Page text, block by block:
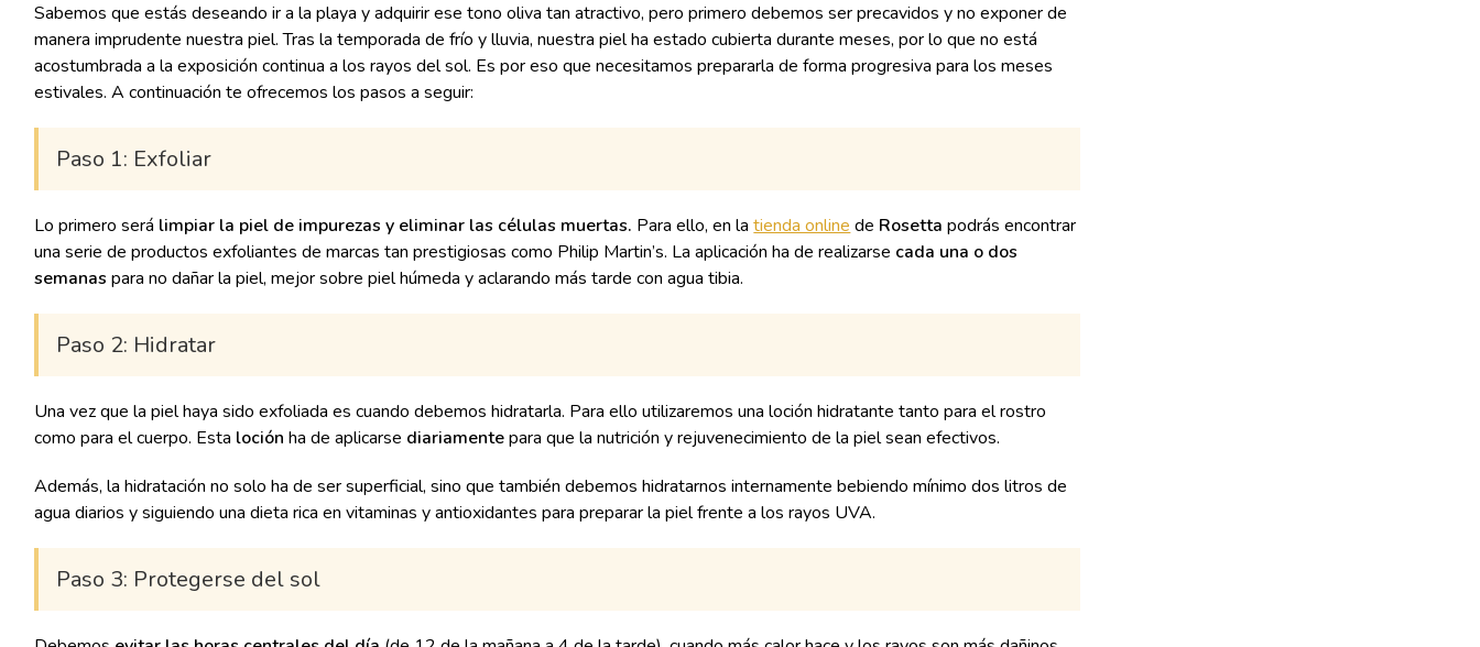
Sabemos que estás deseando ir a la playa y adquirir ese tono oliva tan atractivo, pero primero debemos ser precavidos y no exponer de
manera imprudente nuestra piel. Tras la temporada de frío y lluvia, nuestra piel ha estado cubierta durante meses, por lo que no está
acostumbrada a la exposición continua a los rayos del sol. Es por eso que necesitamos prepararla de forma progresiva para los meses
estivales. A continuación te ofrecemos los pasos a seguir:
Paso 1: Exfoliar
Lo primero será limpiar la piel de impurezas y eliminar las células muertas. Para ello, en latienda online de Rosetta podrás encontrar
una serie de productos exfoliantes de marcas tan prestigiosas como Philip Martin’s. La aplicación ha de realizarse cada una o dos
semanas para no dañar la piel, mejor sobre piel húmeda y aclarando más tarde con agua tibia.
Paso 2: Hidratar
Una vez que la piel haya sido exfoliada es cuando debemos hidratarla. Para ello utilizaremos una loción hidratante tanto para el rostro
como para el cuerpo. Esta loción ha de aplicarse diariamentepara que la nutrición y rejuvenecimiento de la piel sean efectivos.
Además, la hidratación no solo ha de ser superficial, sino que también debemos hidratarnos internamente bebiendo mínimo dos litros de
agua diarios y siguiendo una dieta rica en vitaminas y antioxidantes para preparar la piel frente a los rayos UVA.
Paso 3: Protegerse del sol